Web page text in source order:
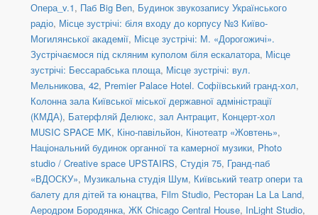
Опера_v.1, Паб Big Ben, Будинок звукозапису Українського
радіо, Місце зустрічі: біля входу до корпусу №3 Київо-
Могилянської академії, Місце зустрічі: М. «Дорогожичі».
Зустрічаємося під скляним куполом біля ескалатора, Місце
зустрічі: Бессарабська площа, Місце зустрічі: вул.
Мельникова, 42, Premier Palace Hotel. Софіївський гранд-хол,
Колонна зала Київської міської державної адміністрації
(КМДА), Батерфляй Делюкс, зал Антрацит, Концерт-хол
MUSIC SPACE MK, Кіно-павільйон, Кінотеатр «Жовтень»,
Національний будинок органної та камерної музики, Photo
studio / Creative space UPSTAIRS, Студія 75, Гранд-паб
«ВДОСКУ», Музикальна студія Шум, Київський театр опери та
балету для дітей та юнацтва, Film Studio, Ресторан La La Land,
Аеродром Бородянка, ЖК Chicago Central House, InLight Studio,